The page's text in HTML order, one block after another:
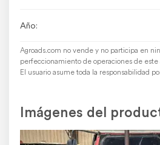
Año:
Agroads.com no vende y no participa en
perfeccionamiento de operaciones de este
El usuario asume toda la responsabilidad
Imágenes del